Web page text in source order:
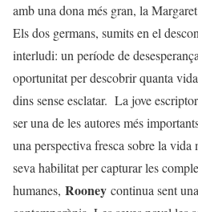
amb una dona més gran, la
Els dos germans, sumits en el
interludi: un període de
oportunitat per descobrir quanta
dins sense esclatar. La jove
ser una de les autores més
una perspectiva fresca sobre la
seva habilitat per capturar les
humanes, Rooney continua sent